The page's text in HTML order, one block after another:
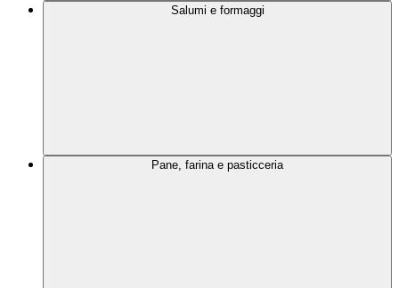
Salumi e formaggi
Pane, farina e pasticceria